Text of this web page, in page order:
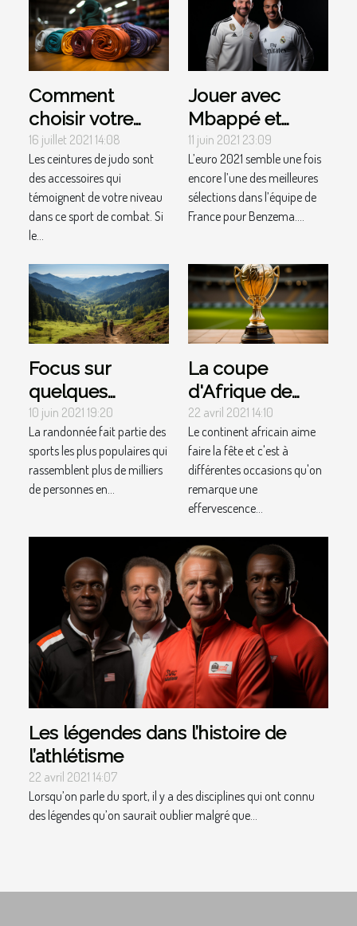
Comment
choisir votre
ceinture de
judo ?
16 juillet 2021 14:08
Les ceintures de judo sont
des accessoires qui
témoignent de votre niveau
dans ce sport de combat. Si
le...
Jouer avec
Mbappé et
Griezmann : une
chose facile
pour Benzema
11 juin 2021 23:09
L’euro 2021 semble une fois
encore l’une des meilleures
sélections dans l’équipe de
France pour Benzema....
Focus sur
quelques
sentiers de
grande
randonnée 5 de
la France
10 juin 2021 19:20
La randonnée fait partie des
sports les plus populaires qui
rassemblent plus de milliers
de personnes en...
La coupe
d'Afrique de
2022 : parlons-
en !
22 avril 2021 14:10
Le continent africain aime
faire la fête et c'est à
différentes occasions qu'on
remarque une
effervescence...
Les légendes dans l’histoire de
l’athlétisme
22 avril 2021 14:07
Lorsqu’on parle du sport, il y a des disciplines qui ont connu
des légendes qu’on saurait oublier malgré que...